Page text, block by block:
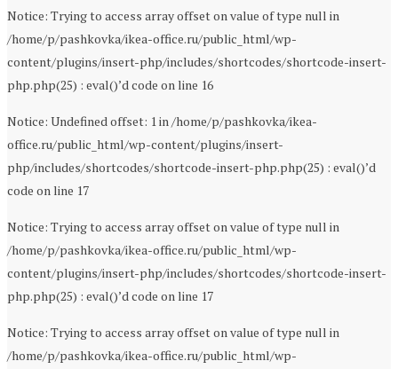
Notice: Trying to access array offset on value of type null in
/home/p/pashkovka/ikea-office.ru/public_html/wp-
content/plugins/insert-php/includes/shortcodes/shortcode-insert-
php.php(25) : eval()’d code on line 16
Notice: Undefined offset: 1 in /home/p/pashkovka/ikea-
office.ru/public_html/wp-content/plugins/insert-
php/includes/shortcodes/shortcode-insert-php.php(25) : eval()’d
code on line 17
Notice: Trying to access array offset on value of type null in
/home/p/pashkovka/ikea-office.ru/public_html/wp-
content/plugins/insert-php/includes/shortcodes/shortcode-insert-
php.php(25) : eval()’d code on line 17
Notice: Trying to access array offset on value of type null in
/home/p/pashkovka/ikea-office.ru/public_html/wp-